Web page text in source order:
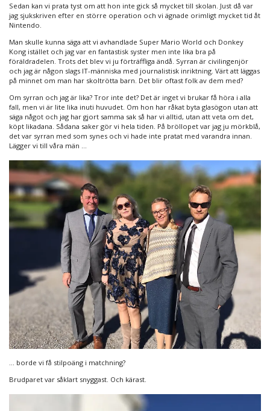
Sedan kan vi prata tyst om att hon inte gick så mycket till skolan. Just då var
jag sjukskriven efter en större operation och vi ägnade orimligt mycket tid åt
Nintendo.
Man skulle kunna säga att vi avhandlade Super Mario World och Donkey
Kong istället och jag var en fantastisk syster men inte lika bra på
föräldradelen. Trots det blev vi ju förträffliga ändå. Syrran är civilingenjör
och jag är någon slags IT-människa med journalistisk inriktning. Värt att läggas
på minnet om man har skoltrötta barn. Det blir oftast folk av dem med?
Om syrran och jag är lika? Tror inte det? Det är inget vi brukar få höra i alla
fall, men vi är lite lika inuti huvudet. Om hon har råkat byta glasögon utan att
säga något och jag har gjort samma sak så har vi alltid, utan att veta om det,
köpt likadana. Sådana saker gör vi hela tiden. På bröllopet var jag ju mörkblå,
det var syrran med som synes och vi hade inte pratat med varandra innan.
Lägger vi till våra män …
… borde vi få stilpoäng i matchning?
Brudparet var såklart snyggast. Och kärast.